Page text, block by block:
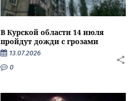
В Курской области 14 июля
пройдут дожди с грозами
13.07.2026
0